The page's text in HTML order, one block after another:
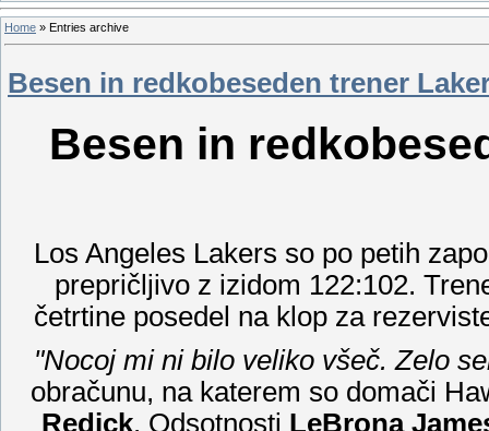
Home » Entries archive
Besen in redkobeseden trener
Besen in
Los Angeles Lakers so po petih
prepričljivo z izidom 122:102.
četrtine posedel na klop za
"Nocoj mi ni bilo veliko všeč. Zelo
obračunu, na katerem so domači
Redick. Odsotnosti LeBrona